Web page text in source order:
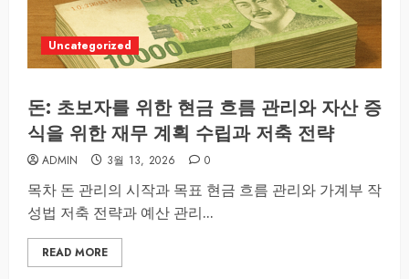
Uncategorized
돈: 초보자를 위한 현금 흐름 관리와 자산 증
식을 위한 재무 계획 수립과 저축 전략
ADMIN 3월 13, 2026 0
목차 돈 관리의 시작과 목표 현금 흐름 관리와 가계부 작
성법 저축 전략과 예산 관리...
READ MORE